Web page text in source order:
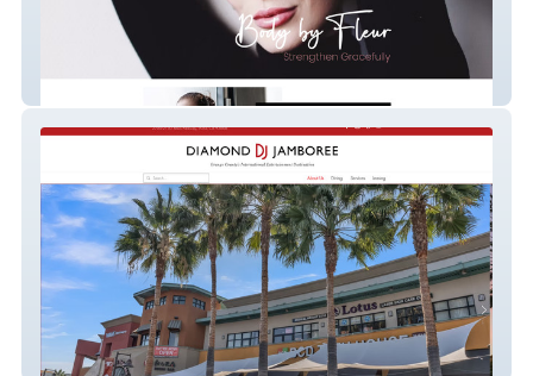
Diamond Jamboree